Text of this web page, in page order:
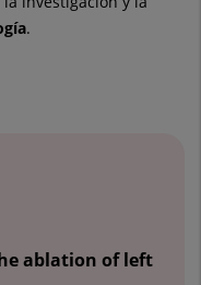
.
ablation of left